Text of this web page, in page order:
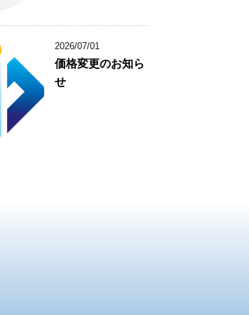
2026/07/01
価格変更のお知ら
せ